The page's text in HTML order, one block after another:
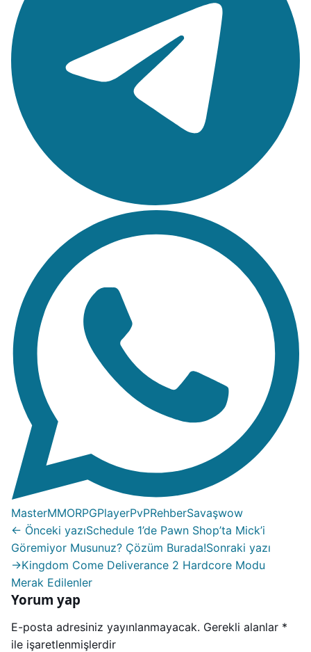
MasterMMORPGPlayerPvPRehberSavaşwow
← Önceki yazıSchedule 1’de Pawn Shop’ta Mick’i
Göremiyor Musunuz? Çözüm Burada!Sonraki yazı
→Kingdom Come Deliverance 2 Hardcore Modu
Merak Edilenler
Yorum yap
E-posta adresiniz yayınlanmayacak. Gerekli alanlar *
ile işaretlenmişlerdir